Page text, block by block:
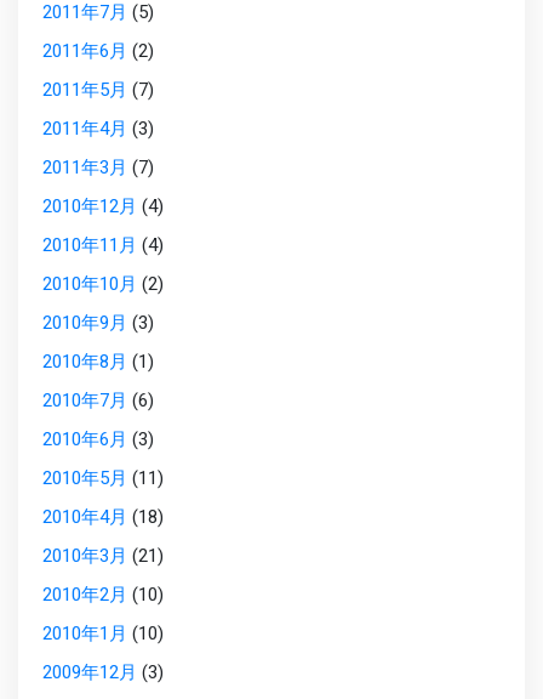
2011年7月 (5)
2011年6月 (2)
2011年5月 (7)
2011年4月 (3)
2011年3月 (7)
2010年12月 (4)
2010年11月 (4)
2010年10月 (2)
2010年9月 (3)
2010年8月 (1)
2010年7月 (6)
2010年6月 (3)
2010年5月 (11)
2010年4月 (18)
2010年3月 (21)
2010年2月 (10)
2010年1月 (10)
2009年12月 (3)